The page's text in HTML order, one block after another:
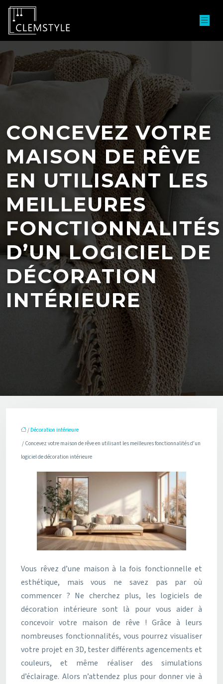
CONCEVEZ VOTRE
MAISON DE RÊVE
EN UTILISANT LES
MEILLEURES
FONCTIONNALITÉS
D’UN LOGICIEL DE
DÉCORATION
INTÉRIEURE
/ Décoration intérieure
/ Concevez votre maison de rêve en utilisant les meilleures fonctionnalités d’un
logiciel de décoration intérieure
Vous rêvez d’une maison à la fois fonctionnelle et
esthétique, mais vous ne savez pas par où
commencer ? Ne cherchez plus, les logiciels de
décoration intérieure sont là pour vous aider à
concevoir votre maison de rêve ! Grâce à leurs
nombreuses fonctionnalités, vous pourrez visualiser
votre projet en 3D, tester différents agencements et
couleurs, et même réaliser des simulations
d’éclairage. Alors n’attendez plus pour donner vie à